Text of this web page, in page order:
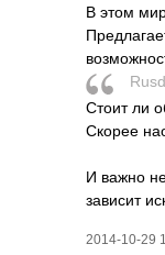
В этом
Стоит ли
Скорее
И важно
зависит
2014-10-29